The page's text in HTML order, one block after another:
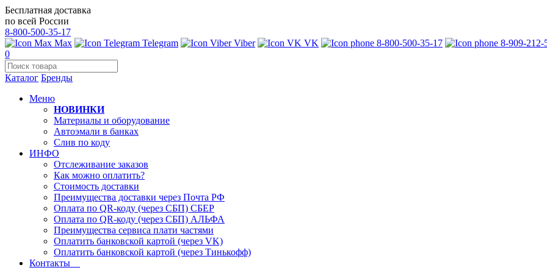
Бесплатная доставка
по всей России
8-800-500-35-17
Max
Telegram Viber VK 8-800-500-35-17
8-909-212-
0
Каталог Бренды
Меню
НОВИНКИ
Материалы и оборудование
Автоэмали в банках
Слив по коду
ИНФО
Отслеживание заказов
Как можно оплатить?
Стоимость доставки
Преимущества доставки через Почта РФ
Оплата по QR-коду (через СБП) СБЕР
Оплата по QR-коду (через СБП) АЛЬФА
Преимущества сервиса плати частями
Оплатить банковской картой (через VK)
Оплатить банковской картой (через Тинькофф)
Контакты